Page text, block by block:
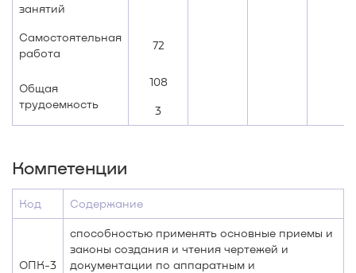
занятий
Самостоятельная
работа
72
Общая
трудоемкость
108
3
Компетенции
Код Содержание
ОПК-3
способностью применять основные приемы и
законы создания и чтения чертежей и
документации по аппаратным и